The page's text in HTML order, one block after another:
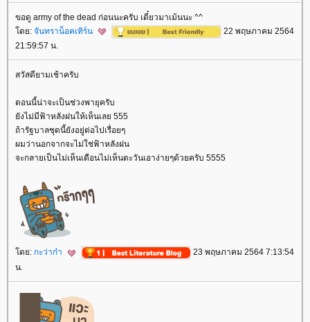
ขอดู army of the dead ก่อนนะครับ เดี๋ยวมาเม้นนะ ^^
ดย: จันทราน็อคเทิร์น
22 พฤษภาคม 2564
21:59:57 น.
สวัสดียามเช้าครับ
ตอนนี้น่าจะเป็นช่วงพายุครับ
ังไม่มีฟ้าหลังฝนให้เห็นเลย 555
ถ้ารัฐบาลชุดนี้ยังอยู่ต่อไปเรื่อยๆ
ผมว่านอกจากจะไม่ใช่ฟ้าหลังฝน
จะกลายเป็นไม่เห็นเดือนไม่เห็นตะวันเอาง่ายๆด้วยครับ 5555
ดย: กะว่าก๋า
23 พฤษภาคม 2564 7:13:54
น.